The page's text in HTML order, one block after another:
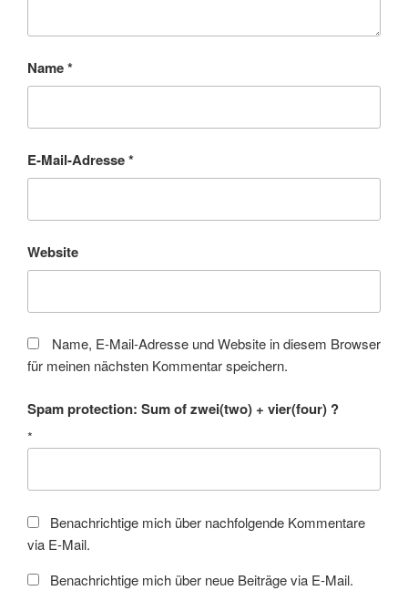
Name*
E-Mail-Adresse*
Website
Name, E-Mail-Adresse und Website in diesem Browser
für meinen nächsten Kommentar speichern.
Spam protection: Sum of zwei(two) + vier(four) ?
*
Benachrichtige mich über nachfolgende Kommentare
via E-Mail.
Benachrichtige mich über neue Beiträge via E-Mail.